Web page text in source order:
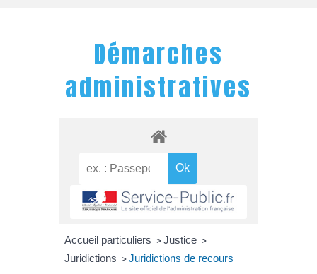
Démarches
administratives
Accueil particuliers > Justice >
Juridictions > Juridictions de recours